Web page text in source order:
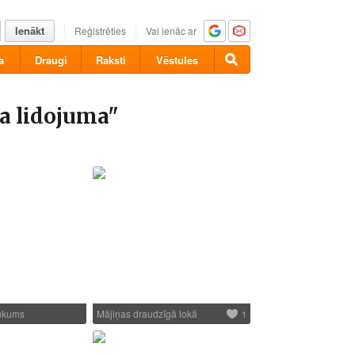
Ienākt Reģistrēties Vai ienāc ar
Draugi Raksti Vēstules
lidojuma"
Mājiņas draudzīgā lokā 1